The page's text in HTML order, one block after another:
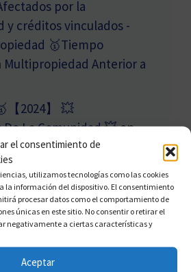
el consentimiento de
utilizamos tecnologías como las cookies
la información del dispositivo. El consentimiento
procesar datos como el comportamiento de
únicas en este sitio. No consentir o retirar el
negativamente a ciertas características y
Aceptar
por la
y créditos vinculados -
🥇Tiempo
Multipropiedad Anterior a
【2024】 💥
La Comunidad 💥en
De